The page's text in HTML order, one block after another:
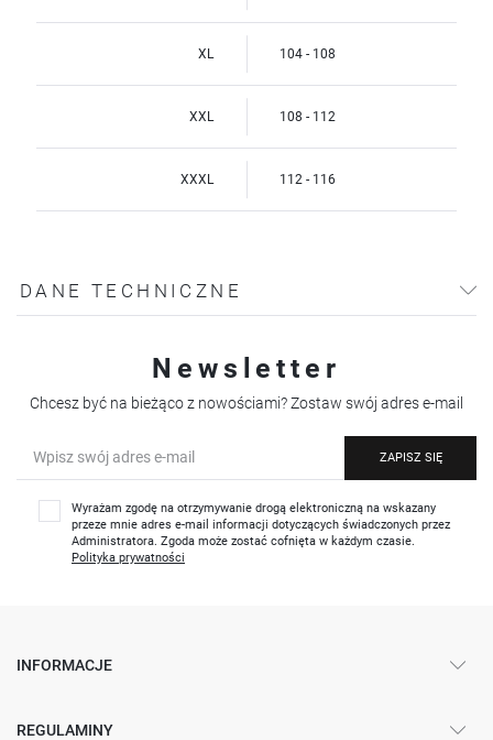
XL 104 - 108
XXL 108 - 112
XXXL 112 - 116
DANE TECHNICZNE
Newsletter
Chcesz być na bieżąco z nowościami? Zostaw swój adres e-mail
ZAPISZ SIĘ
Wyrażam zgodę na otrzymywanie drogą elektroniczną na wskazany
przeze mnie adres e-mail informacji dotyczących świadczonych przez
Administratora. Zgoda może zostać cofnięta w każdym czasie.
Polityka prywatności
INFORMACJE
REGULAMINY